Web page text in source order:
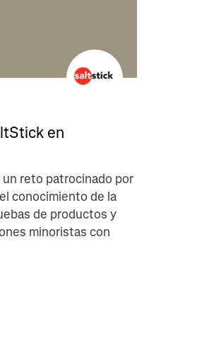
en
reto patrocinado por
conocimiento de la
de productos y
minoristas con